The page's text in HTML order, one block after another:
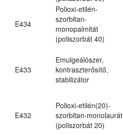
E434
Polioxi-etilén-
szorbitan-
monopalmitát
(poliszorbát 40)
E433
Emulgeálószer,
kontraszterősítő,
stabilizátor
E432
Polioxi-etilén(20)-
szorbitan-monolaurát
(poliszorbát 20)